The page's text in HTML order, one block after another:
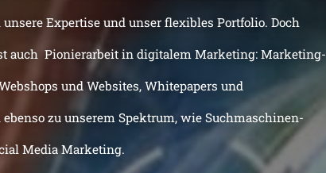
Expertise und unser flexibles Portfolio. Doch
auch Pionierarbeit in digitalem Marketing: Marketing-
und Websites, Whitepapers und
zu unserem Spektrum, wie Suchmaschinen-
Media Marketing.